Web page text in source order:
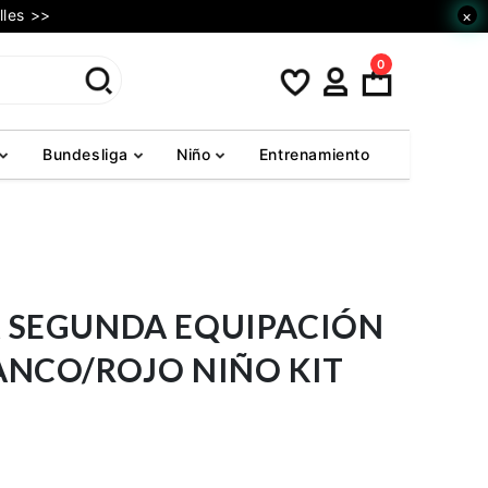
>> ×
0
Bundesliga Niño Entrenamiento
EQUIPACIÓN
ROJO NIÑO KIT